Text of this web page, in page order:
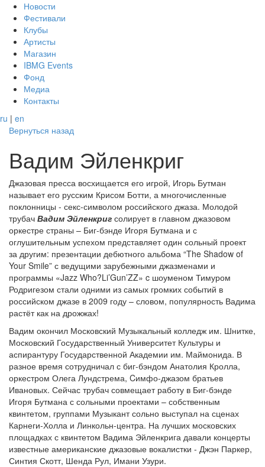
Новости
Фестивали
Клубы
Артисты
Магазин
IBMG Events
Фонд
Медиа
Контакты
ru | en
Вернуться назад
Вадим Эйленкриг
Джазовая пресса восхищается его игрой, Игорь Бутман
называет его русским Крисом Ботти, а многочисленные
поклонницы - секс-символом российского джаза. Молодой
трубач Вадим Эйленкриг солирует в главном джазовом
оркестре страны – Биг-бэнде Игоря Бутмана и с
оглушительным успехом представляет один сольный проект
за другим: презентации дебютного альбома “The Shadow of
Your Smile” с ведущими зарубежными джазменами и
программы «Jazz Who?Li’Gun’ZZ» c шоуменом Тимуром
Родригезом стали одними из самых громких событий в
российском джазе в 2009 году – словом, популярность Вадима
растёт как на дрожжах!
Вадим окончил Московский Музыкальный колледж им. Шнитке,
Московский Государственный Университет Культуры и
аспирантуру Государственной Академии им. Маймонида. В
разное время сотрудничал с биг-бэндом Анатолия Кролла,
оркестром Олега Лундстрема, Cимфо-джазом братьев
Ивановых. Сейчас трубач совмещает работу в Биг-бэнде
Игоря Бутмана с сольными проектами – собственным
квинтетом, группами Музыкант сольно выступал на сценах
Карнеги-Холла и Линкольн-центра. На лучших московских
площадках с квинтетом Вадима Эйленкрига давали концерты
известные американские джазовые вокалистки - Джэн Паркер,
Синтия Скотт, Шенда Рул, Имани Узури.